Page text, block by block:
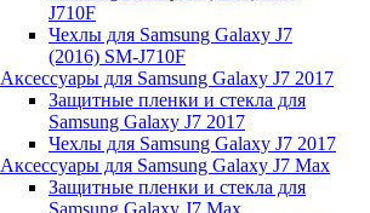
J710F
Чехлы для Samsung Galaxy J7
(2016) SM-J710F
Аксессуары для Samsung Galaxy J7 2017
Защитные пленки и стекла для
Samsung Galaxy J7 2017
Чехлы для Samsung Galaxy J7 2017
Аксессуары для Samsung Galaxy J7 Max
Защитные пленки и стекла для
Samsung Galaxy J7 Max